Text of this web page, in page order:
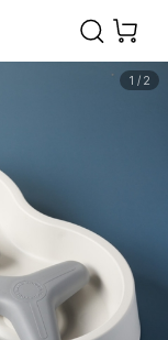
1 / 2